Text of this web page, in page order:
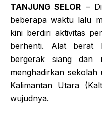
TANJUNG SELOR –
beberapa waktu lalu
kini berdiri aktivitas
berhenti. Alat berat
bergerak siang dan
menghadirkan sekolah
Kalimantan Utara
wujudnya.